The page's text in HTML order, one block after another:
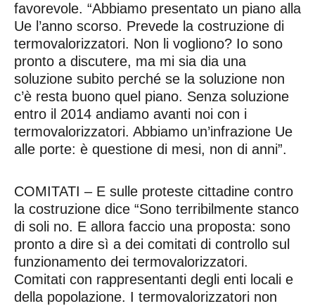
favorevole. “Abbiamo presentato un piano alla
Ue l’anno scorso. Prevede la costruzione di
termovalorizzatori. Non li vogliono? Io sono
pronto a discutere, ma mi sia dia una
soluzione subito perché se la soluzione non
c’è resta buono quel piano. Senza soluzione
entro il 2014 andiamo avanti noi con i
termovalorizzatori. Abbiamo un’infrazione Ue
alle porte: è questione di mesi, non di anni”.
COMITATI – E sulle proteste cittadine contro
la costruzione dice “Sono terribilmente stanco
di soli no. E allora faccio una proposta: sono
pronto a dire sì a dei comitati di controllo sul
funzionamento dei termovalorizzatori.
Comitati con rappresentanti degli enti locali e
della popolazione. I termovalorizzatori non